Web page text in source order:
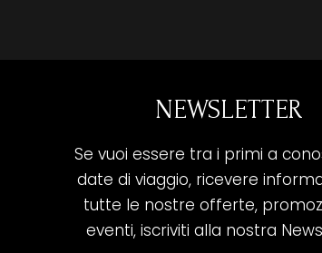
NEWSLETTER
Se vuoi essere tra i primi a
date di viaggio, ricevere
tutte le nostre offerte,
eventi, iscriviti alla nostra